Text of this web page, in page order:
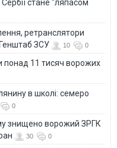
стане "ляпасом
ретранслятори
ЗСУ
10 0
понад 11 тисяч ворожих
в школі: семеро
0
знищено ворожий ЗРГК
30 0